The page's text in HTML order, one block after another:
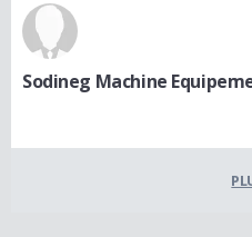
Sodineg Machine